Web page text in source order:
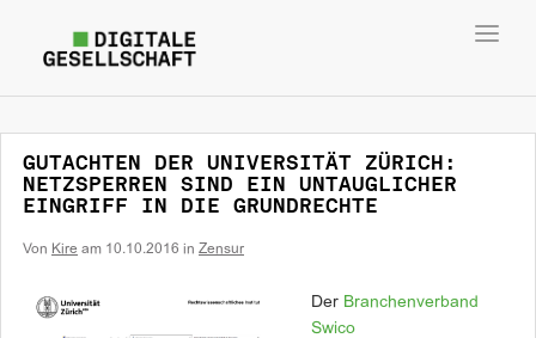
GUTACHTEN DER UNIVERSITÄT ZÜRICH:
NETZSPERREN SIND EIN UNTAUGLICHER
EINGRIFF IN DIE GRUNDRECHTE
Von Kire am 10.10.2016 in Zensur
Der Branchenverband
Swico